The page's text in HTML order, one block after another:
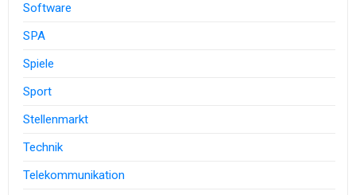
Software
SPA
Spiele
Sport
Stellenmarkt
Technik
Telekommunikation